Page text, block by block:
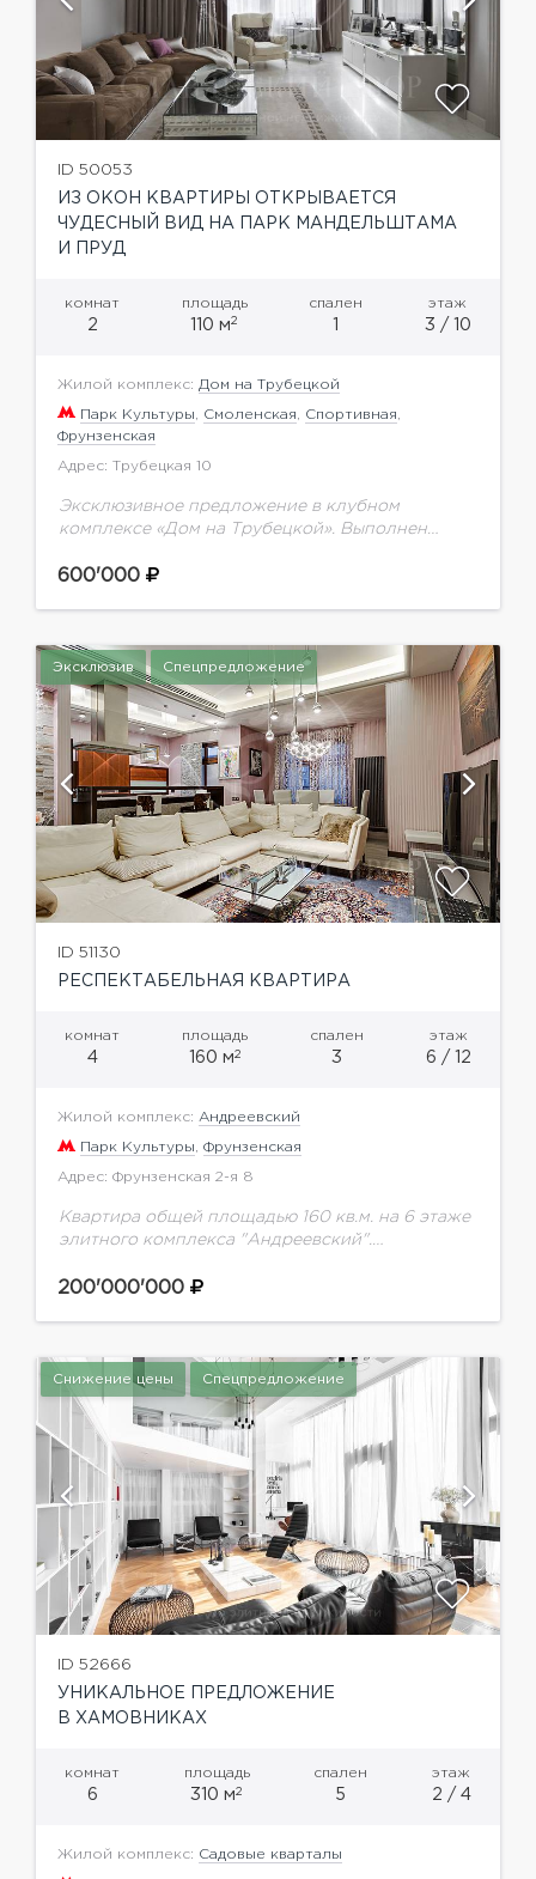
ID 50053
ИЗ ОКОН КВАРТИРЫ ОТКРЫВАЕТСЯ
ЧУДЕСНЫЙ ВИД НА ПАРК МАНДЕЛЬШТАМА
И ПРУД
комнат
2
площадь
110 м2
спален
1
этаж
3 / 10
Жилой комплекс: Дом на Трубецкой
Парк Культуры Смоленская Спортивная
Фрунзенская
Адрес: Трубецкая 10
Эксклюзивное предложение в клубном
комплексе «Дом на Трубецкой». Выполнен
студии дизайна интерьеров. Функциональной
600'000
Эксклюзив Спецпредложение
ID 51130
РЕСПЕКТАБЕЛЬНАЯ КВАРТИРА
комнат
4
площадь
160 м2
спален
3
этаж
6 / 12
Жилой комплекс: Андреевский
Парк Культуры, Фрунзенская
Адрес: Фрунзенская 2-я 8
Квартира общей площадью 160 кв.м. на 6 этаже
элитного комплекса "Андреевский".
гостевой санузел с постирочной, гостиная-
дверью, две...
200'000'000
Снижение цены Спецпредложение
ID 52666
УНИКАЛЬНОЕ ПРЕДЛОЖЕНИЕ
В ХАМОВНИКАХ
комнат
6
площадь
310 м2
спален
5
этаж
2 / 4
Жилой комплекс: Садовые кварталы